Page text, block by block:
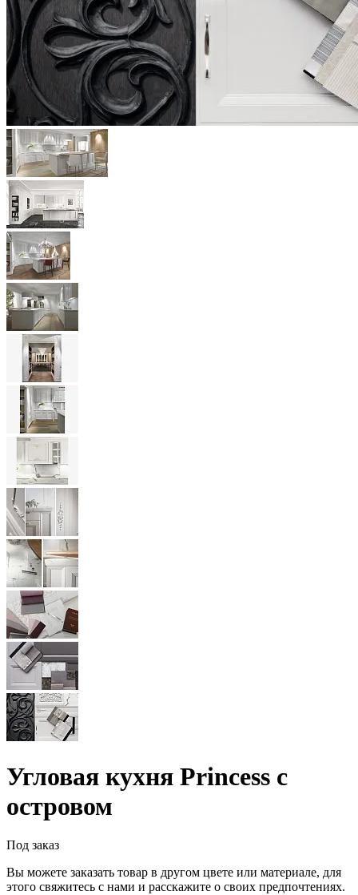
Угловая кухня Princess с
островом
Под заказ
Вы можете заказать товар в другом цвете или материале, для
этого свяжитесь с нами и расскажите о своих предпочтениях.